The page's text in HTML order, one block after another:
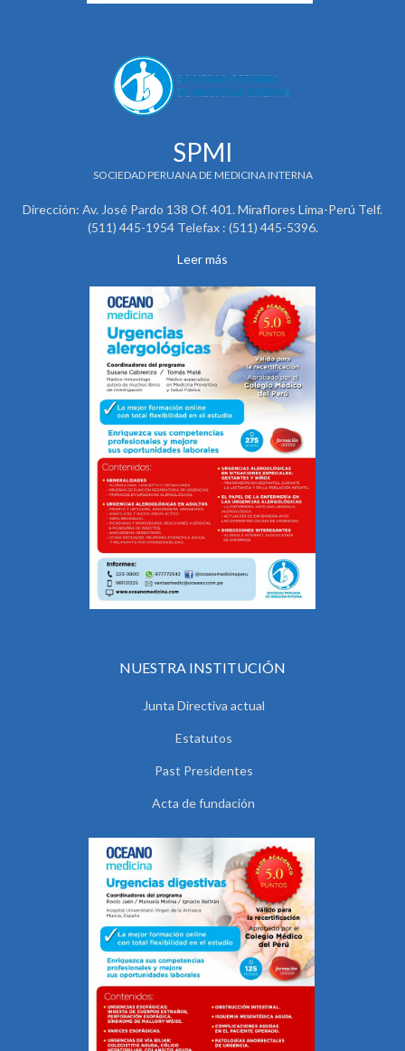
SPMI
SOCIEDAD PERUANA DE MEDICINA INTERNA
Dirección: Av. José Pardo 138 Of. 401. Miraflores Lima-Perú Telf.
(511) 445-1954 Telefax : (511) 445-5396.
Leer más
NUESTRA INSTITUCIÓN
Junta Directiva actual
Estatutos
Past Presidentes
Acta de fundación